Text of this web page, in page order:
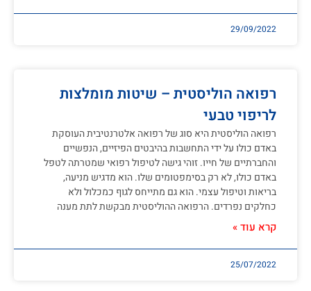
29/09/2022
רפואה הוליסטית – שיטות מומלצות
לריפוי טבעי
רפואה הוליסטית היא סוג של רפואה אלטרנטיבית העוסקת
באדם כולו על ידי התחשבות בהיבטים הפיזיים, הנפשיים
והחברתיים של חייו. זוהי גישה לטיפול רפואי שמטרתה לטפל
באדם כולו, לא רק בסימפטומים שלו. הוא מדגיש מניעה,
בריאות וטיפול עצמי. הוא גם מתייחס לגוף כמכלול ולא
כחלקים נפרדים. הרפואה ההוליסטית מבקשת לתת מענה
קרא עוד »
25/07/2022